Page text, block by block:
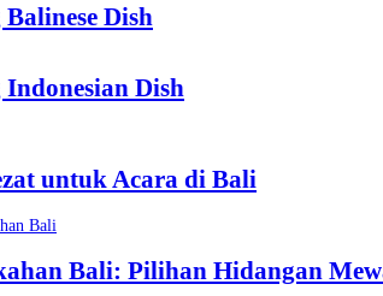
Dish
Dish
untuk Acara di Bali
Bali: Pilihan Hidangan